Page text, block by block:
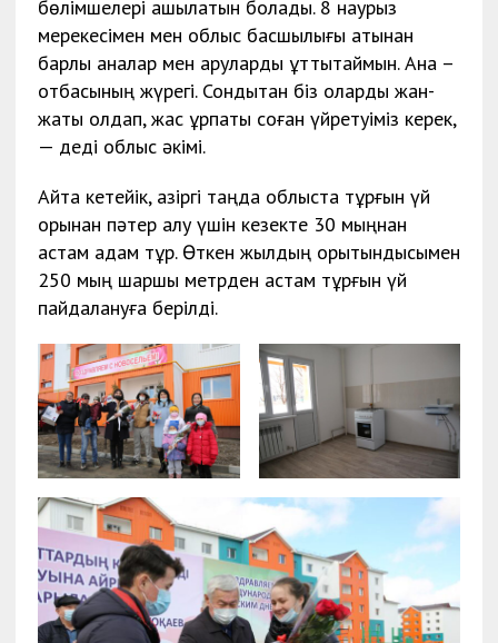
бөлімшелері ашылатын болады. 8 наурыз
мерекесімен мен облыс басшылығы атынан
барлық аналар мен аруларды құттықтаймын. Ана –
отбасының жүрегі. Сондықтан біз оларды жан-
жақты қолдап, жас ұрпақты соған үйретуіміз керек,
— деді облыс әкімі.
Айта кетейік, қазіргі таңда облыста тұрғын үй
қорынан пәтер алу үшін кезекте 30 мыңнан
астам адам тұр. Өткен жылдың қорытындысымен
250 мың шаршы метрден астам тұрғын үй
пайдалануға берілді.